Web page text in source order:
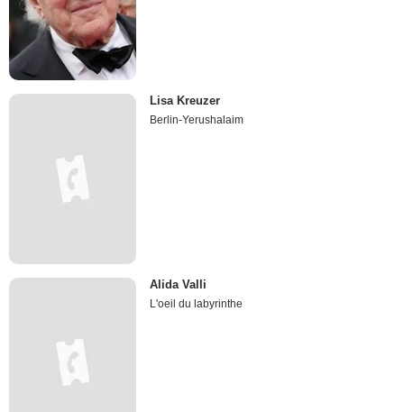
Lisa Kreuzer
Berlin-Yerushalaim
Alida Valli
L'oeil du labyrinthe